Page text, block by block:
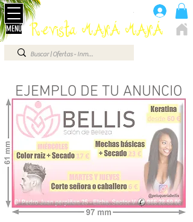
Revista MANÁ MANÁ
Anúnciate aquí 660 07 87 87
.
MENÚ
EJEMPLO DE TU ANUNCIO